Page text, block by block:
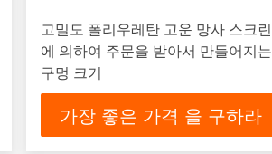
고밀도 폴리우레탄 고운 망사 스크린
에 의하여 주문을 받아서 만들어지는
구멍 크기
가장 좋은 가격 을 구하라